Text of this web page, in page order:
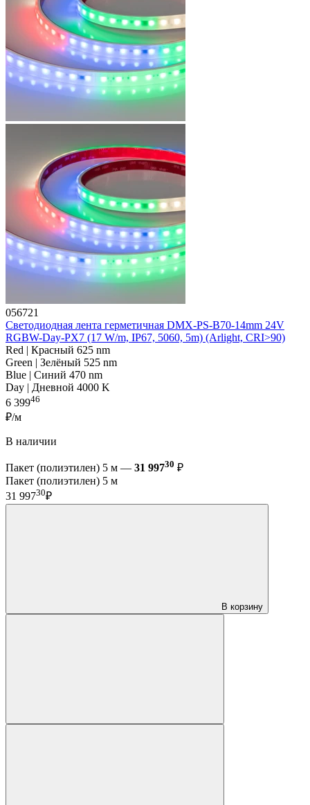
056721
Светодиодная лента герметичная DMX-PS-B70-14mm 24V
RGBW-Day-PX7 (17 W/m, IP67, 5060, 5m) (Arlight, CRI>90)
Red | Красный 625 nm
Green | Зелёный 525 nm
Blue | Синий 470 nm
Day | Дневной 4000 K
6 39946
₽/м
В наличии
Пакет (полиэтилен) 5 м — 31 99730 ₽
Пакет (полиэтилен) 5 м
31 99730₽
В корзину